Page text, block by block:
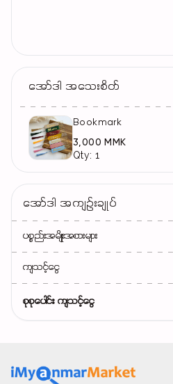
အော်ဒါ အသေးစိတ်
Bookmark
3,000 MMK
Qty: 1
အော်ဒါ အကျဉ်းချုပ်
ပစ္စည်းအမျိုးအစားများ
ကျသင့်ငွေ
စုစုပေါင်း ကျသင့်ငွေ